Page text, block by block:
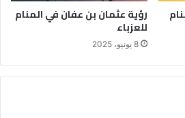
رؤية عثمان بن عفان في المنام
للعزباء
8 يونيو، 2025